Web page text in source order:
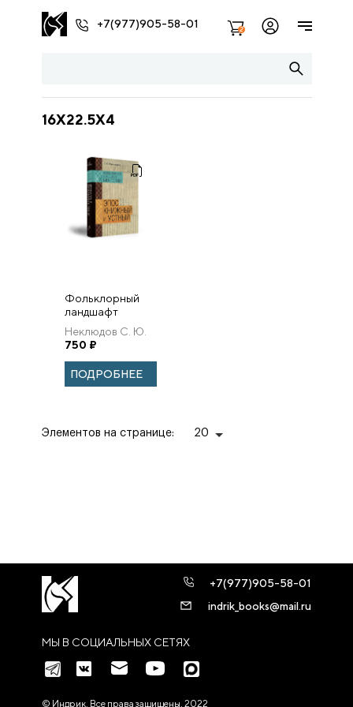
+7(977)905-58-01 2
16X22.5X4
Фольклорный
ландшафт
Монголии. Эпос
книжный и
устный.
Неклюдов С. Ю.
750 ₽
ПОДРОБНЕЕ
Элементов на странице: 20
МЫ В СОЦИАЛЬНЫХ СЕТЯХ
+7(977)905-58-01
indrik_books@mail.ru
© Индрик. Все права защищены, 2022